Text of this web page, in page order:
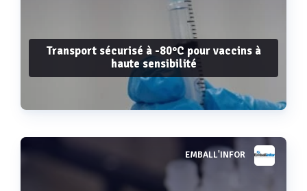
Transport sécurisé à -80°C pour vaccins à
haute sensibilité
Voir plus EMBALL'INFOR